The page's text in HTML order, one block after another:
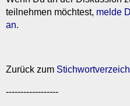
teilnehmen möchtest, melde
an.
Zurück zum
------------------